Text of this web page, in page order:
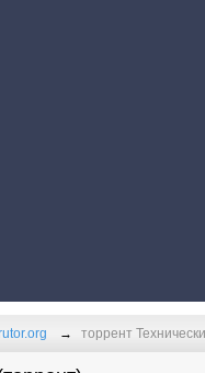
торрент